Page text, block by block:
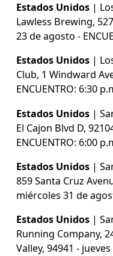
Estados Unidos |
Lawless Brewing,
23 de agosto -
Estados Unidos |
Club, 1 Windward
ENCUENTRO: 6:30
Estados Unidos |
El Cajon Blvd D,
ENCUENTRO: 6:00
Estados Unidos |
859 Santa Cruz
miércoles 31 de
Estados Unidos |
Running Company,
Valley, 94941 -